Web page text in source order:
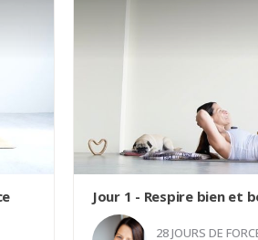
Jour 1 - Respire bien et
28 JOURS DE